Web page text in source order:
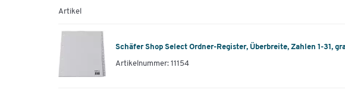
Artikel
Schäfer Shop Select Ordner-Register, Überbreite, Zahlen 1-31,
Artikelnummer: 11154